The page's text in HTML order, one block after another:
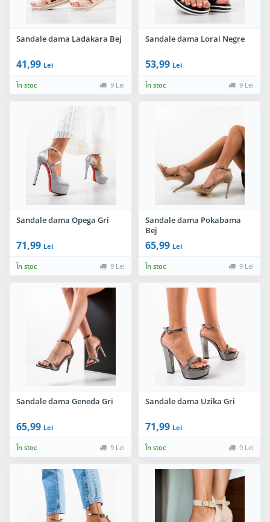
Sandale dama Ladakara Bej
41,99 Lei
În stoc 9 Lei
Sandale dama Lorai Negre
53,99 Lei
În stoc 9 Lei
Sandale dama Opega Gri
71,99 Lei
În stoc 9 Lei
Sandale dama Pokabama
Bej
65,99 Lei
În stoc 9 Lei
Sandale dama Geneda Gri
65,99 Lei
În stoc 9 Lei
Sandale dama Uzika Gri
71,99 Lei
În stoc 9 Lei